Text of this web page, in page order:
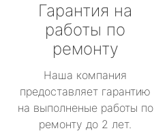
Гарантия на
работы по
ремонту
Наша компания
предоставляет гарантию
на выполненые работы по
ремонту до 2 лет.